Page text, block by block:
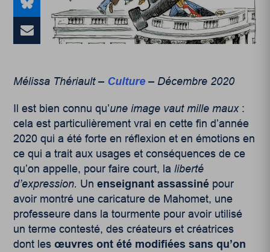
Mélissa Thériault – Culture – Décembre 2020
Il est bien connu qu’une image vaut mille maux :
cela est particulièrement vrai en cette fin d’année
2020 qui a été forte en réflexion et en émotions en
ce qui a trait aux usages et conséquences de ce
qu’on appelle, pour faire court, laliberté
d’expression. Unenseignant assassiné pour
avoir montré une caricature de Mahomet, une
professeure dans la tourmente pour avoir utilisé
un terme contesté, des créateurs et créatrices
dont lesœuvres ont été modifiées sans qu’on